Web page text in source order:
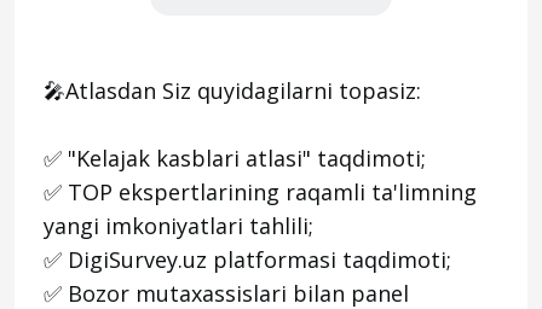
🎤Atlasdan Siz quyidagilarni topasiz:
✅ "Kelajak kasblari atlasi" taqdimoti;
✅ TOP ekspertlarining raqamli ta'limning
yangi imkoniyatlari tahlili;
✅ DigiSurvey.uz platformasi taqdimoti;
✅ Bozor mutaxassislari bilan panel